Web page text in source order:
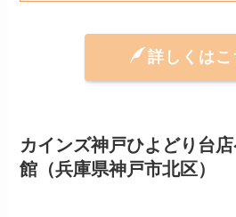
詳しくはこ
カインズ神戸ひよどり台
館（兵庫県神戸市北区）